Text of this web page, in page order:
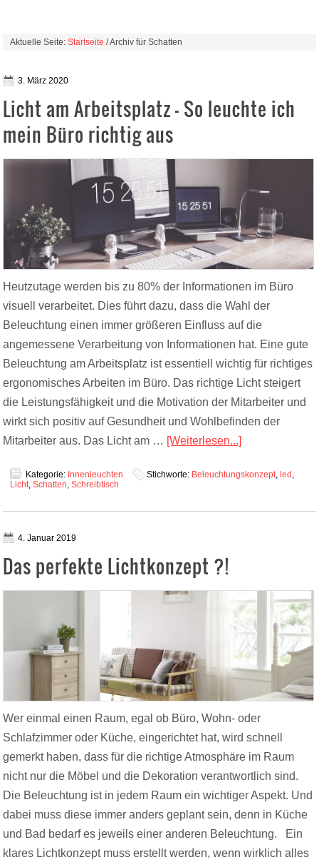
Aktuelle Seite:Startseite / Archiv für Schatten
3. März 2020
Licht am Arbeitsplatz – So leuchte ich
mein Büro richtig aus
Heutzutage werden bis zu 80% der Informationen im Büro
visuell verarbeitet. Dies führt dazu, dass die Wahl der
Beleuchtung einen immer größeren Einfluss auf die
angemessene Verarbeitung von Informationen hat. Eine gute
Beleuchtung am Arbeitsplatz ist essentiell wichtig für richtiges
ergonomisches Arbeiten im Büro. Das richtige Licht steigert
die Leistungsfähigkeit und die Motivation der Mitarbeiter und
wirkt sich positiv auf Gesundheit und Wohlbefinden der
Mitarbeiter aus. Das Licht am … [Weiterlesen...]
Kategorie: Innenleuchten Stichworte: Beleuchtungskonzept, led ,
Licht,Schatten,Schreibtisch
4. Januar 2019
Das perfekte Lichtkonzept ?!
Wer einmal einen Raum, egal ob Büro, Wohn- oder
Schlafzimmer oder Küche, eingerichtet hat, wird schnell
gemerkt haben, dass für die richtige Atmosphäre im Raum
nicht nur die Möbel und die Dekoration verantwortlich sind.
Die Beleuchtung ist in jedem Raum ein wichtiger Aspekt. Und
dabei muss diese immer anders geplant sein, denn in Küche
und Bad bedarf es jeweils einer anderen Beleuchtung. Ein
klares Lichtkonzept muss erstellt werden, wenn wirklich alles